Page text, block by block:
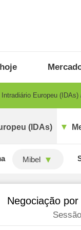
Intradiário Europeu (IDAs)
(IDAs)
Mibel
Negociação